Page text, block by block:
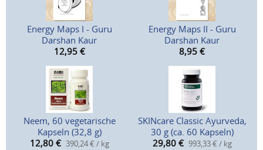
Energy Maps I - Guru
Darshan Kaur
12,95 €
Energy Maps II - Guru
Darshan Kaur
8,95 €
Neem, 60 vegetarische
Kapseln (32,8 g)
12,80 € 390,24 € / kg
SKINcare Classic Ayurveda,
30 g (ca. 60 Kapseln)
29,80 € 993,33 € / kg